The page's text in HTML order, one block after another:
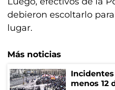
debieron escoltarlo
lugar.
Más noticias
menos 12